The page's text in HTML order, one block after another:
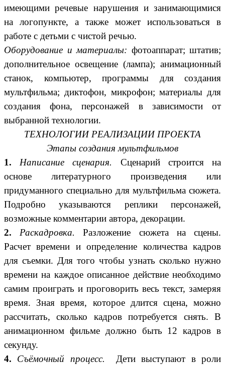
имеющими речевые нарушения и занимающимися
на логопункте, а также может использоваться в
работе с детьми с чистой речью.
Оборудование и материалы: фотоаппарат; штатив;
дополнительное освещение (лампа); анимационный
станок, компьютер, программы для создания
мультфильма; диктофон, микрофон; материалы для
создания фона, персонажей в зависимости от
выбранной технологии.
ТЕХНОЛОГИИ РЕАЛИЗАЦИИ ПРОЕКТА
Этапы создания мультфильмов
1. Написание сценария.
Сценарий строится на
основе литературного произведения или
придуманного специально для мультфильма сюжета.
Подробно указываются реплики персонажей,
возможные комментарии автора, декорации.
2. Раскадровка.
Разложение сюжета на сцены.
Расчет времени и определение количества кадров
для съемки. Для того чтобы узнать сколько нужно
времени на каждое описанное действие необходимо
самим проиграть и проговорить весь текст, замеряя
время. Зная время, которое длится сцена, можно
рассчитать, сколько кадров потребуется снять. В
анимационном фильме должно быть 12 кадров в
секунду.
4. Съёмочный процесс.
Дети выступают в роли